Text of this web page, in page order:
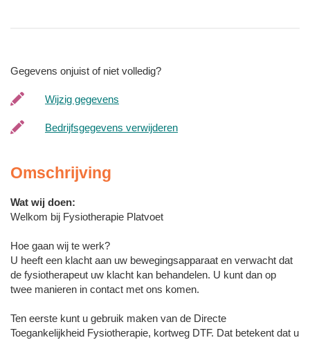
Gegevens onjuist of niet volledig?
Wijzig gegevens
Bedrijfsgegevens verwijderen
Omschrijving
Wat wij doen:
Welkom bij Fysiotherapie Platvoet
Hoe gaan wij te werk?
U heeft een klacht aan uw bewegingsapparaat en verwacht dat
de fysiotherapeut uw klacht kan behandelen. U kunt dan op
twee manieren in contact met ons komen.
Ten eerste kunt u gebruik maken van de Directe
Toegankelijkheid Fysiotherapie, kortweg DTF. Dat betekent dat u